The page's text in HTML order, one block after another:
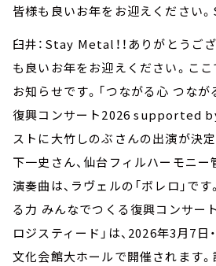
皆様も良いお年をお迎えください。
臼井：Stay Metal！！ありがとうご
も良いお年をお迎えください。こ
お知らせです。「つながる心 つな
復興コンサート2026 supported
ストに大竹しのぶさんの出演が決
下一史さん、仙台フィルハーモニ
演奏曲は、ラヴェルの「ボレロ」で
る力 みんなでつくる復興コンサ
ロジスティード」は、2026年3月7日
文化会館大ホールで開催されます。